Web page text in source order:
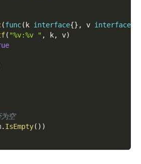
(func( k interface{} , v interface
( "%v:%v " , k, v)
空
. IsEmpty( ) )